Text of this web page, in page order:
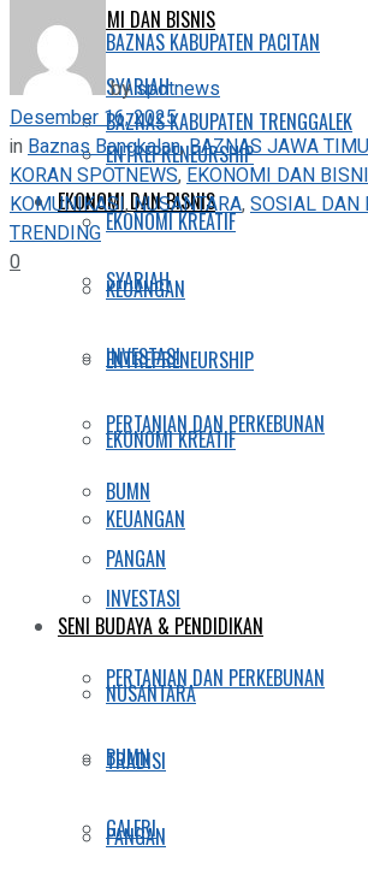
EKONOMI DAN BISNIS
SYARIAH
ENTREPRENEURSHIP
EKONOMI KREATIF
KEUANGAN
INVESTASI
PERTANIAN DAN PERKEBUNAN
BUMN
PANGAN
SENI BUDAYA & PENDIDIKAN
NUSANTARA
TRADISI
GALERI
BAZNAS KABUPATEN PACITAN
BAZNAS KABUPATEN TRENGGALEK
EKONOMI DAN BISNIS
SYARIAH
ENTREPRENEURSHIP
EKONOMI KREATIF
KEUANGAN
INVESTASI
PERTANIAN DAN PERKEBUNAN
BUMN
PANGAN
byspotnews
Desember 16, 2025
in Baznas Bangkalan,BAZNAS JAWA
KORAN SPOTNEWS, EKONOMI DAN
KOMUNIKASI,NUSANTARA,SOSIAL DAN
TRENDING
0